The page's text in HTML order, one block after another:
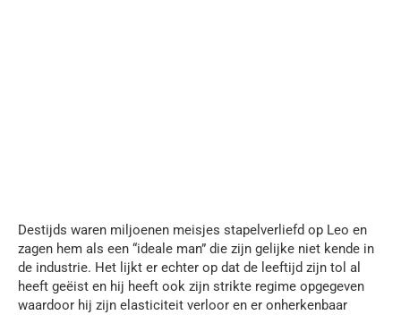
Destijds waren miljoenen meisjes stapelverliefd op Leo en
zagen hem als een “ideale man” die zijn gelijke niet kende in
de industrie. Het lijkt er echter op dat de leeftijd zijn tol al
heeft geëist en hij heeft ook zijn strikte regime opgegeven
waardoor hij zijn elasticiteit verloor en er onherkenbaar